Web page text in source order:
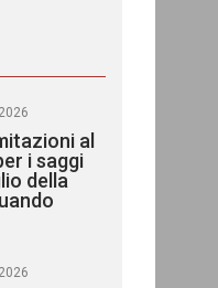
al
i saggi
della